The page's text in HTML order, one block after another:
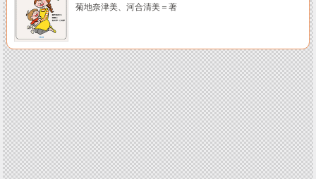
菊地奈津美、河合清美＝著